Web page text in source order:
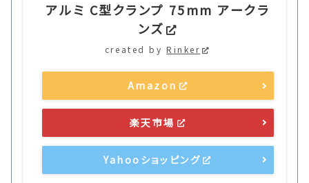
アルミ C型クランプ 75mm アークラ
ンズ
created byRinker
Amazon
楽天市場
Yahooショッピング